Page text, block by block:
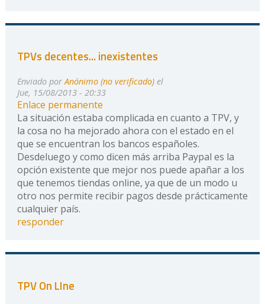
TPVs decentes... inexistentes
Enviado porAnónimo (no verificado)el
Jue, 15/08/2013 - 20:33
Enlace permanente
La situación estaba complicada en cuanto a TPV, y
la cosa no ha mejorado ahora con el estado en el
que se encuentran los bancos españoles.
Desdeluego y como dicen más arriba Paypal es la
opción existente que mejor nos puede apañar a los
que tenemos tiendas online, ya que de un modo u
otro nos permite recibir pagos desde prácticamente
cualquier país.
responder
TPV On LIne